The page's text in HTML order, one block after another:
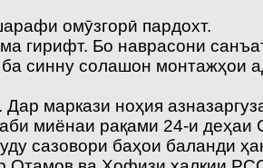
омӯзгорӣ пардохт.
гирифт. Бо наврасони
синну солашон монтажҳои
маркази ноҳия
миёнаи рақами 24-и деҳаи
сазовори баҳои баланди